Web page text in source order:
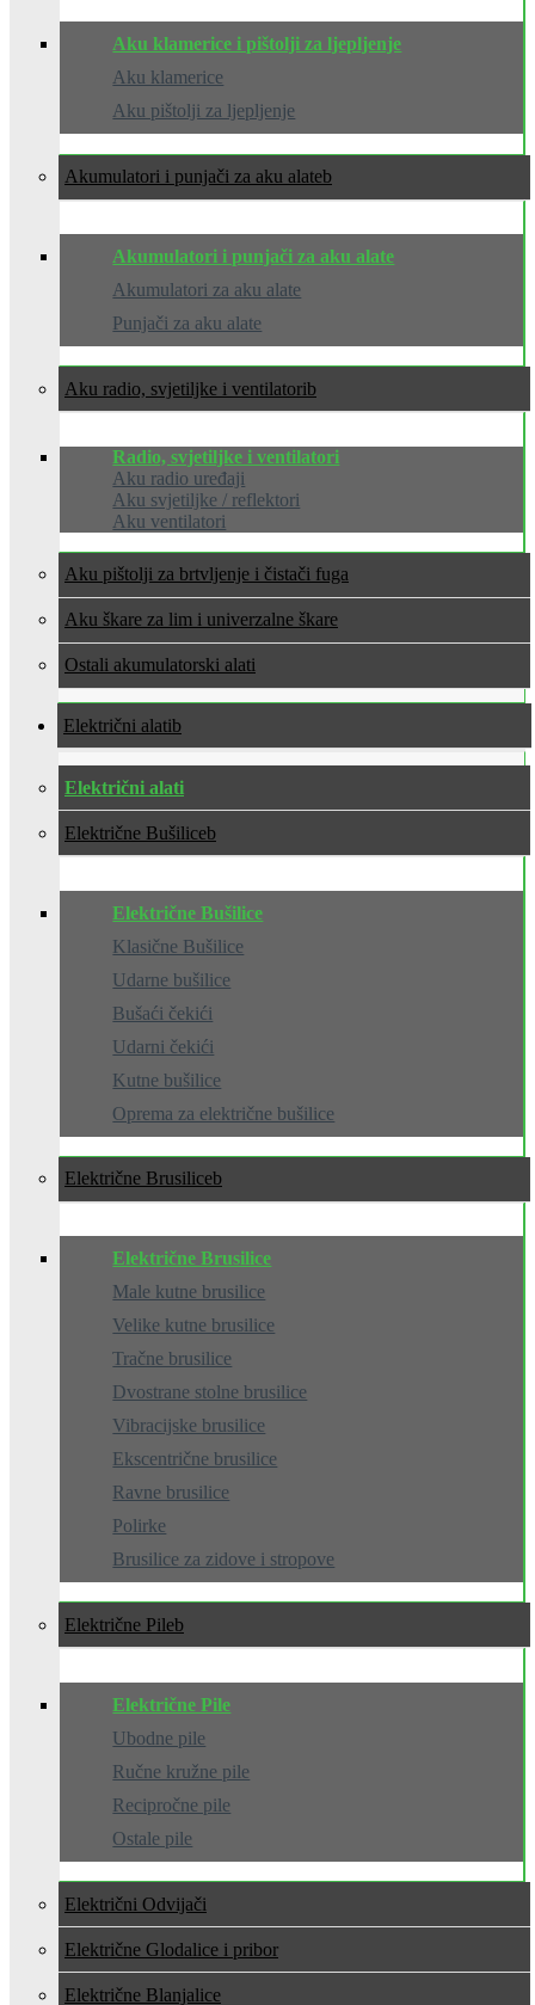
Aku klamerice i pištolji za ljepljenje
Aku klamerice
Aku pištolji za ljepljenje
Akumulatori i punjači za aku alate
Akumulatori i punjači za aku alate
Akumulatori za aku alate
Punjači za aku alate
Aku radio, svjetiljke i ventilatori
Radio, svjetiljke i ventilatori
Aku radio uređaji
Aku svjetiljke / reflektori
Aku ventilatori
Aku pištolji za brtvljenje i čistači fuga
Aku škare za lim i univerzalne škare
Ostali akumulatorski alati
Električni alati
Električni alati
Električne Bušilice
Električne Bušilice
Klasične Bušilice
Udarne bušilice
Bušaći čekići
Udarni čekići
Kutne bušilice
Oprema za električne bušilice
Električne Brusilice
Električne Brusilice
Male kutne brusilice
Velike kutne brusilice
Tračne brusilice
Dvostrane stolne brusilice
Vibracijske brusilice
Ekscentrične brusilice
Ravne brusilice
Polirke
Brusilice za zidove i stropove
Električne Pile
Električne Pile
Ubodne pile
Ručne kružne pile
Recipročne pile
Ostale pile
Električni Odvijači
Električne Glodalice i pribor
Električne Blanjalice